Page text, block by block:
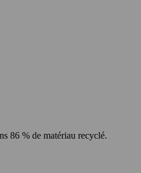
86 % de matériau recyclé.